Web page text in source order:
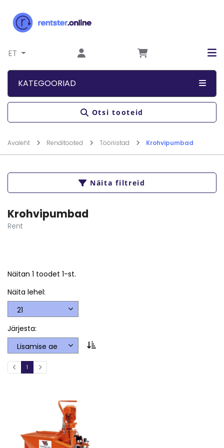
ET
KATEGOORIAD
Otsi tooteid
Avaleht Renditooted Tööriistad Krohvipumbad
Näita filtreid
Krohvipumbad
Rent
Näitan 1 toodet 1-st.
Näita lehel:
Järjesta:
1